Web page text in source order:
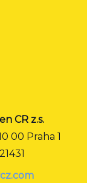
CR z.s.
00 Praha 1